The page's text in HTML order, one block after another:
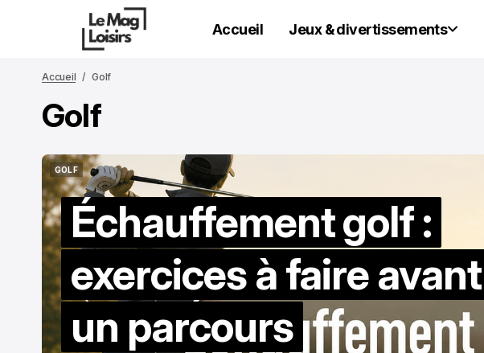
Accueil Jeux & divertissements
Accueil Golf
Golf
GOLF
GOLF
Échauffement golf :
exercices à faire avant
un parcours